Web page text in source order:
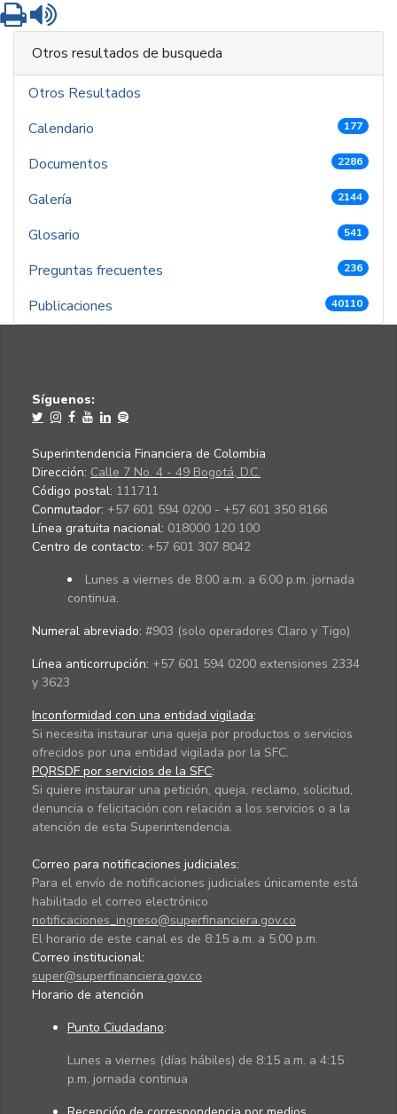
Imprimir
Otros resultados de busqueda
Otros Resultados
Calendario
177
Documentos 2286
Galería 2144
Glosario 541
Preguntas frecuentes 236
Publicaciones 40110
Síguenos:
Superintendencia Financiera de Colombia
Dirección: Calle 7 No. 4 - 49 Bogotá, D.C.
Código postal: 111711
Conmutador: +57 601 594 0200 - +57 601 350 8166
Línea gratuita nacional: 018000 120 100
Centro de contacto: +57 601 307 8042
Lunes a viernes de 8:00 a.m. a 6:00 p.m. jornada
continua.
Numeral abreviado: #903 (solo operadores Claro y Tigo)
Línea anticorrupción: +57 601 594 0200 extensiones 2334
y 3623
Inconformidad con una entidad vigilada:
Si necesita instaurar una queja por productos o servicios
ofrecidos por una entidad vigilada por la SFC.
PQRSDF por servicios de la SFC:
Si quiere instaurar una petición, queja, reclamo, solicitud,
denuncia o felicitación con relación a los servicios o a la
atención de esta Superintendencia.
Correo para notificaciones judiciales:
Para el envío de notificaciones judiciales únicamente está
habilitado el correo electrónico
notificaciones_ingreso@superfinanciera.gov.co
El horario de este canal es de 8:15 a.m. a 5:00 p.m.
Correo institucional:
super@superfinanciera.gov.co
Horario de atención
Punto Ciudadano:
Lunes a viernes (días hábiles) de 8:15 a.m. a 4:15
p.m. jornada continua